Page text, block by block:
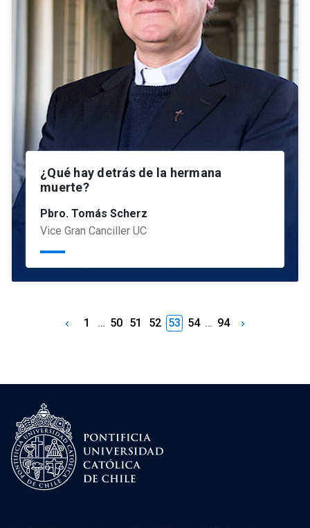
¿Qué hay detrás de la hermana
muerte?
Pbro. Tomás Scherz
Vice Gran Canciller UC
keyboard_arrow_left 1 … 50 51 52 53 54 … 94 keyboard_arrow_right